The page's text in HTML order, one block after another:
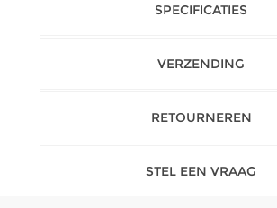
SPECIFICATIES
VERZENDING
RETOURNEREN
STEL EEN VRAAG